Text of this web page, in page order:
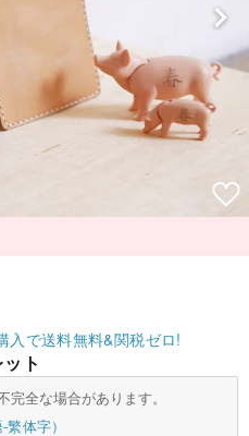
入で送料無料&関税ゼロ!
ト
全な場合があります。
体字）